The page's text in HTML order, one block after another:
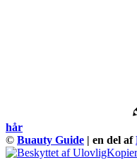
hår
© Buauty Guide | en del af